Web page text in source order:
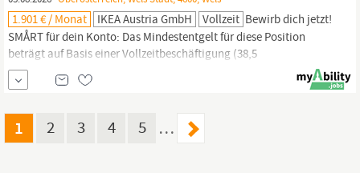
1.901 € / Monat IKEA Austria GmbH Vollzeit Bewirb dich jetzt!
SMÅRT für dein Konto: Das Mindestentgelt für diese Position
beträgt auf Basis einer Vollzeitbeschäftigung (38,5
Wochenstunden) € 2.440,- brutto pro Monat. Diese Stelle wird
auch in Teilzeit mit 30 Wochenstunden besetzt, das entspricht
Arbeitszeiten: Bei Vollzeit Montag-Freitag 06:00-14:12; bei
30h/W...
1 2 3 4 5 …